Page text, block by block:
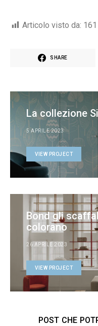
Articolo visto da: 161
SHARE
La collezione
5 APRILE 2023
VIEW PROJECT
Bond gli
colorano
26 APRILE 2023
VIEW PROJECT
POST CHE